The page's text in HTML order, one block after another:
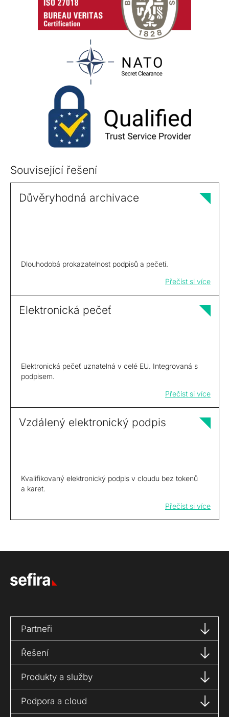
Související řešení
Důvěryhodná archivace
Dlouhodobá prokazatelnost podpisů a pečetí.
Přečíst si více
Elektronická pečeť
Elektronická pečeť uznatelná v celé EU. Integrovaná s
podpisem.
Přečíst si více
Vzdálený elektronický podpis
Kvalifikovaný elektronický podpis v cloudu bez tokenů
a karet.
Přečíst si více
Partneři
Řešení
Produkty a služby
Podpora a cloud